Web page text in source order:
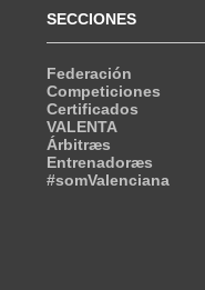
SECCIONES
Federación
Competiciones
Certificados
VALENTA
Árbitræs
Entrenadoræs
#somValenciana